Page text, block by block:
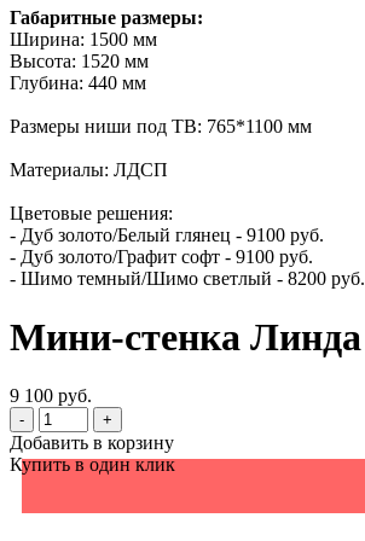
Габаритные размеры:
Ширина: 1500 мм
Высота: 1520 мм
Глубина: 440 мм
Размеры ниши под ТВ: 765*1100 мм
Материалы: ЛДСП
Цветовые решения:
- Дуб золото/Белый глянец - 9100 руб.
- Дуб золото/Графит софт - 9100 руб.
- Шимо темный/Шимо светлый - 8200 руб.
Мини-стенка Линда
9 100 руб.
- +
Добавить в корзину
Купить в один клик